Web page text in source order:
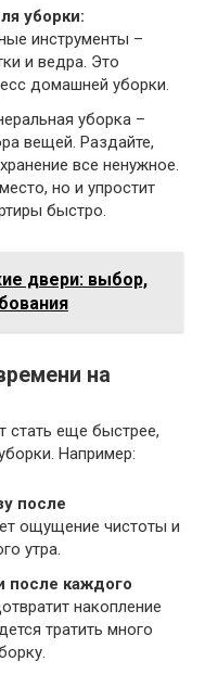
уборки:
инструменты –
и ведра. Это
домашней уборки.
уборка –
вещей. Раздайте,
все ненужное.
но и упростит
быстро.
двери: выбор,
на
еще быстрее,
Например:
после
ощущение чистоты и
утра.
после каждого
накопление
тратить много